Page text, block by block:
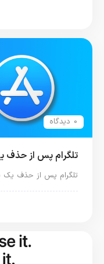
0 دیدگاه
تلگرام پس از حذف
تلگرام پس از حذف یک